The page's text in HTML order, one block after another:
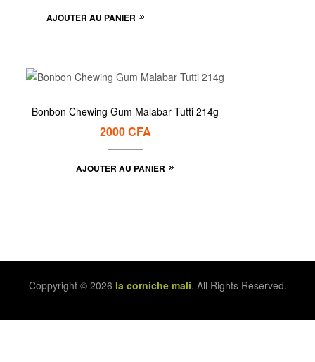
AJOUTER AU PANIER
Bonbon Chewing Gum Malabar Tutti 214g
2000CFA
AJOUTER AU PANIER
Coppyright © 2026 la corniche mali. All Rights Reserved.